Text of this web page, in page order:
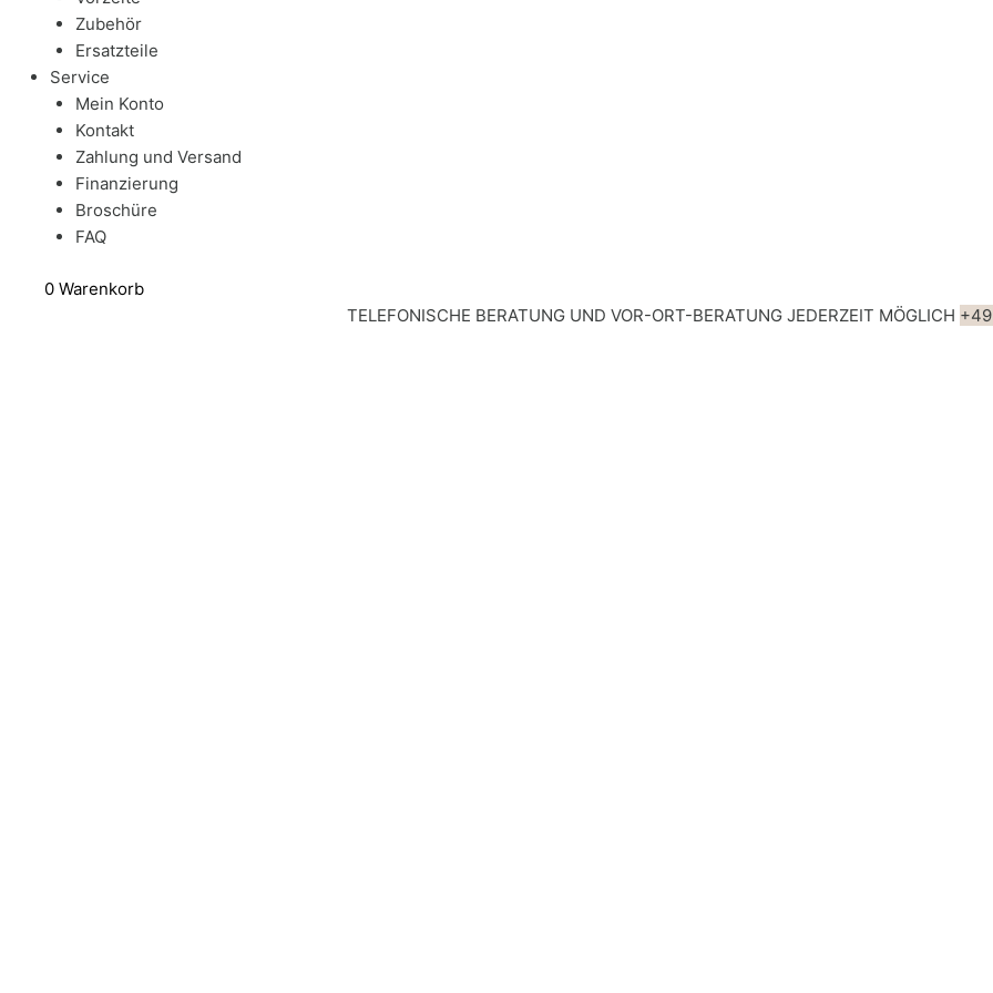
Zubehör
Ersatzteile
Service
Mein Konto
Kontakt
Zahlung und Versand
Finanzierung
Broschüre
FAQ
0 Warenkorb
TELEFONISCHE BERATUNG UND VOR-ORT-BERATUNG JEDERZEIT MÖGLICH